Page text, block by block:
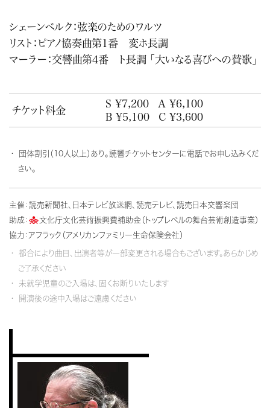
シェーンベルク：弦楽のためのワルツ
リスト：ピアノ協奏曲第1番 変ホ長調
マーラー：交響曲第4番 ト長調 「大いなる喜びへの賛歌」
チケット料金
S ¥7,200
A ¥6,100
B ¥5,100
C ¥3,600
団体割引（10人以上）あり。読響チケットセンターに電話でお申し込みくだ
さい。
主催：読売新聞社、日本テレビ放送網、読売テレビ、読売日本交響楽団
助成：
文化庁文化芸術振興費補助金（トップレベルの舞台芸術創造事業）
協力：アフラック（アメリカンファミリー生命保険会社）
都合により曲目、出演者等が一部変更される場合もございます。あらかじめ
ご了承ください
未就学児童のご入場は、固くお断りいたします
開演後の途中入場はご遠慮ください